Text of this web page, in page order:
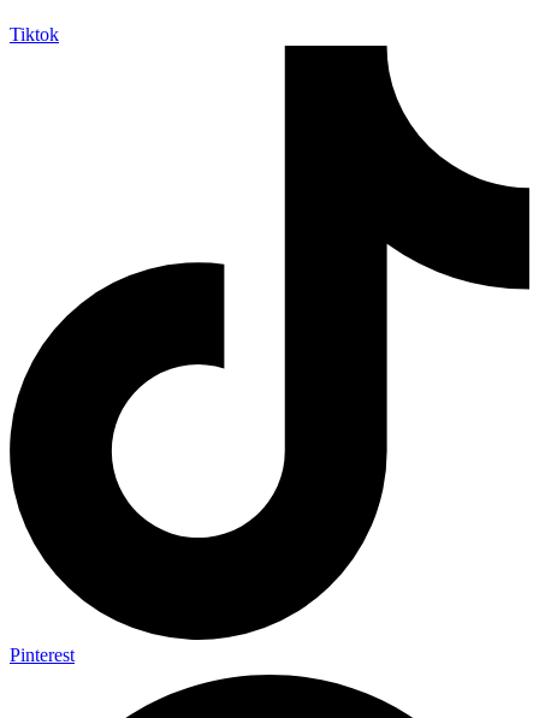
Tiktok
Pinterest